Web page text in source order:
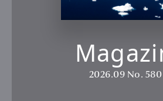
2026.09 No. 580